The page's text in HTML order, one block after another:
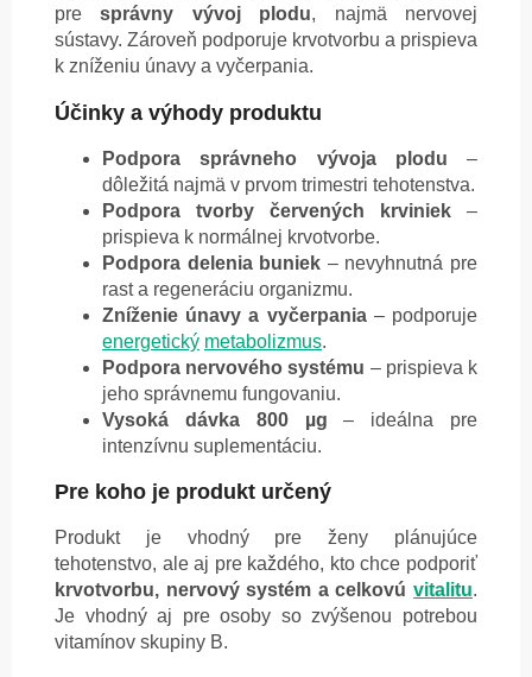
presprávny vývoj plodu, najmä nervovej
sústavy. Zároveň podporuje krvotvorbu a prispieva
k zníženiu únavy a vyčerpania.
Účinky a výhody produktu
Podpora správneho vývoja plodu –
dôležitá najmä v prvom trimestri tehotenstva.
Podpora tvorby červených krviniek –
prispieva k normálnej krvotvorbe.
Podpora delenia buniek – nevyhnutná pre
rast a regeneráciu organizmu.
Zníženie únavy a vyčerpania– podporuje
energetický metabolizmus.
Podpora nervového systému – prispieva k
jeho správnemu fungovaniu.
Vysoká dávka 800 µg – ideálna pre
intenzívnu suplementáciu.
Pre koho je produkt určený
Produkt je vhodný pre ženy plánujúce
tehotenstvo, ale aj pre každého, kto chce podporiť
krvotvorbu, nervový systém a celkovú vitalitu.
Je vhodný aj pre osoby so zvýšenou potrebou
vitamínov skupiny B.